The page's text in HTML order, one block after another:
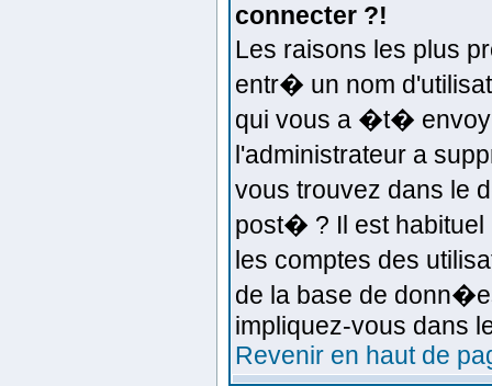
connecter ?!
Les raisons les plus
entr� un nom
qui vous a �t�
l'administrateur a
vous trouvez dans le
post� ? Il est
les comptes des
de la base de
impliquez-vous dans
Revenir en haut de